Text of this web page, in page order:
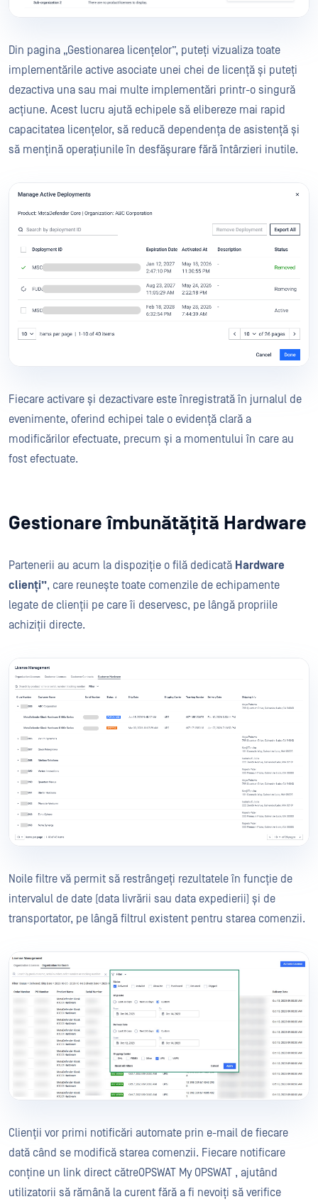
Din pagina „Gestionarea licențelor”, puteți vizualiza toate
implementările active asociate unei chei de licență și puteți
dezactiva una sau mai multe implementări printr-o singură
acțiune. Acest lucru ajută echipele să elibereze mai rapid
capacitatea licențelor, să reducă dependența de asistență și
să mențină operațiunile în desfășurare fără întârzieri inutile.
Fiecare activare și dezactivare este înregistrată în jurnalul de
evenimente, oferind echipei tale o evidență clară a
modificărilor efectuate, precum și a momentului în care au
fost efectuate.
Gestionare îmbunătățită Hardware
Partenerii au acum la dispoziție o filă dedicată Hardware
clienți”, care reunește toate comenzile de echipamente
legate de clienții pe care îi deservesc, pe lângă propriile
achiziții directe.
Noile filtre vă permit să restrângeți rezultatele în funcție de
intervalul de date (data livrării sau data expedierii) și de
transportator, pe lângă filtrul existent pentru starea comenzii.
Clienții vor primi notificări automate prin e-mail de fiecare
dată când se modifică starea comenzii. Fiecare notificare
conține un link direct cătreOPSWAT My OPSWAT , ajutând
utilizatorii să rămână la curent fără a fi nevoiți să verifice